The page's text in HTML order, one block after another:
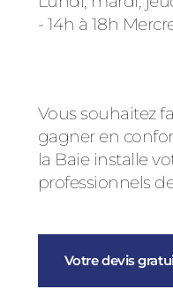
- 14h à 18h
Vous souhaitez
gagner en
la Baie installe
professionnels
Votre devis